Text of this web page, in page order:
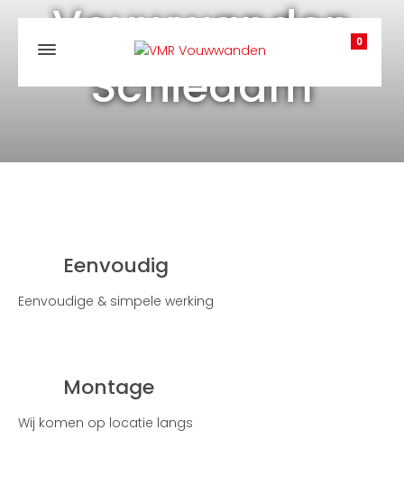
0
Vouwwanden
Schiedam
Eenvoudig
Eenvoudige & simpele werking
Montage
Wij komen op locatie langs